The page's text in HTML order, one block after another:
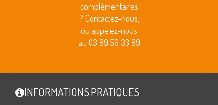
complémentaires
? Contactez-nous,
ou appelez-nous
au 03 89 56 33 89
INFORMATIONS PRATIQUES